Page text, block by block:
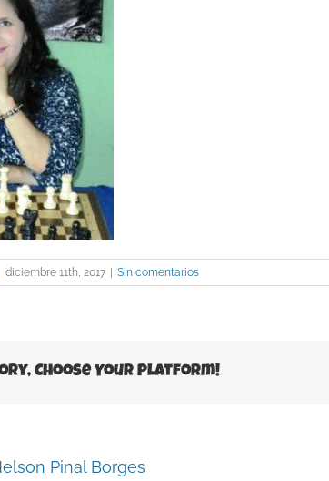
diciembre 11th, 2017 | Sin comentarios
Choose Your Platform!
Pinal Borges